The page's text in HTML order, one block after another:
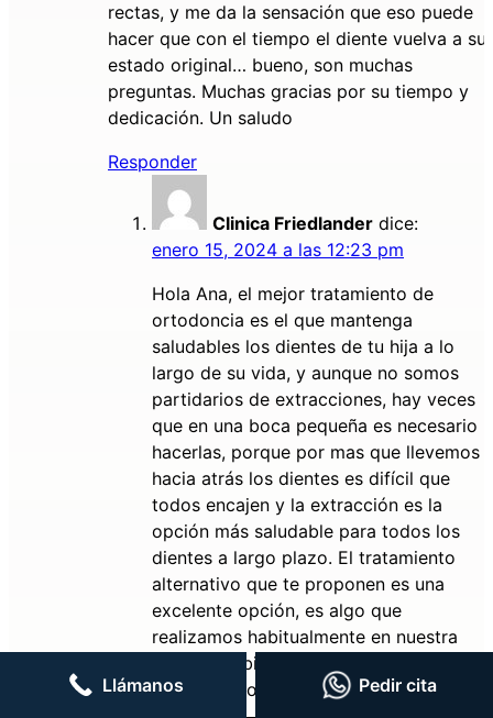
rectas, y me da la sensación que eso puede
hacer que con el tiempo el diente vuelva a su
estado original… bueno, son muchas
preguntas. Muchas gracias por su tiempo y
dedicación. Un saludo
Responder
Clinica Friedlander dice:
enero 15, 2024 a las 12:23 pm
Hola Ana, el mejor tratamiento de
ortodoncia es el que mantenga
saludables los dientes de tu hija a lo
largo de su vida, y aunque no somos
partidarios de extracciones, hay veces
que en una boca pequeña es necesario
hacerlas, porque por mas que llevemos
hacia atrás los dientes es difícil que
todos encajen y la extracción es la
opción más saludable para todos los
dientes a largo plazo. El tratamiento
alternativo que te proponen es una
excelente opción, es algo que
realizamos habitualmente en nuestra
clínica también, el disyuntor debe ir con
microtornillos en el paladar porque si no
Llámanos Pedir cita